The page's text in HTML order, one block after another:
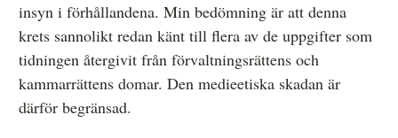
insyn i förhållandena. Min bedömning är att denna
krets sannolikt redan känt till flera av de uppgifter som
tidningen återgivit från förvaltningsrättens och
kammarrättens domar. Den medieetiska skadan är
därför begränsad.